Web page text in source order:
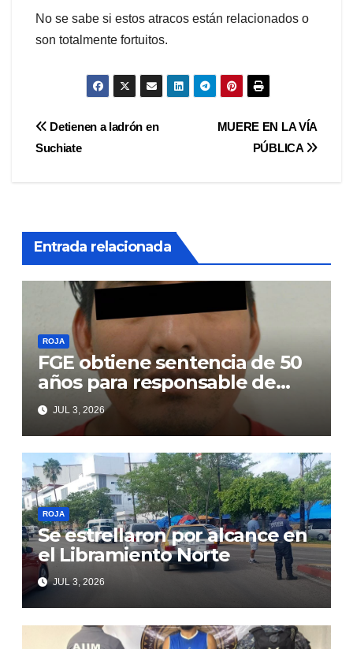
No se sabe si estos atracos están relacionados o
son totalmente fortuitos.
Navegación
MUERE EN LA VÍA
PÚBLICA
Detienen a ladrón en
Suchiate
Entrada relacionada
ROJA
FGE obtiene sentencia de 50
años para responsable de
secuestro agravado
JUL 3, 2026
ROJA
Se estrellaron por alcance en
el Libramiento Norte
JUL 3, 2026